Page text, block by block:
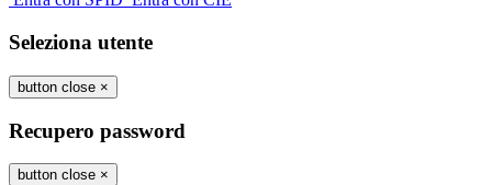
Seleziona utente
button close ×
Recupero password
button close ×